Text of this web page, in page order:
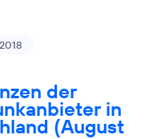
der
in
(August